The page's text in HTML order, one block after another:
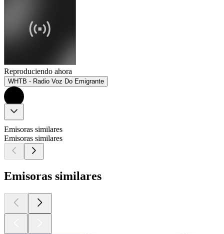
Reproduciendo ahora
WHTB - Radio Voz Do Emigrante
Emisoras similares
Emisoras similares
Emisoras similares